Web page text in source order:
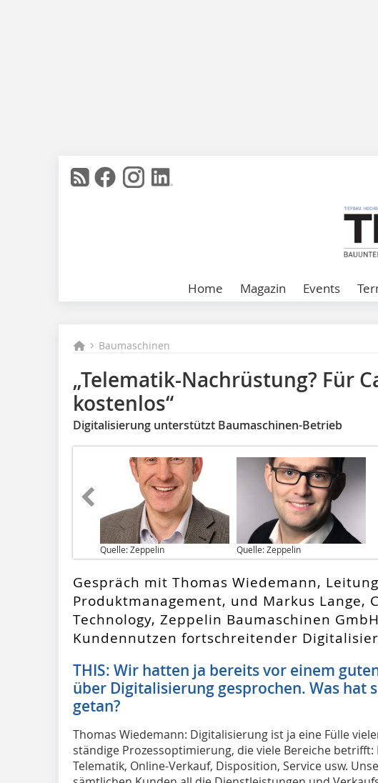
Home Magazin Events
Baumaschinen
„Telematik-Nachrüstung? Für
kostenlos“
Digitalisierung unterstützt Baumaschinen-Betrieb
Quelle: Zeppelin Quelle: Zeppelin
Gespräch mit Thomas Wiedemann,
Produktmanagement, und Markus Lange,
Technology, Zeppelin Baumaschinen
Kundennutzen fortschreitender
THIS: Wir hatten ja bereits vor einem
über Digitalisierung gesprochen. Was hat
getan?
Thomas Wiedemann: Digitalisierung ist ja eine Fülle
ständige Prozessoptimierung, die viele Bereiche
Telematik, Online-Verkauf, Disposition, Service usw.